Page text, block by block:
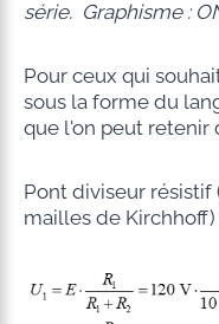
série. Graphisme :
Pour ceux qui
sous la forme du
que l'on peut retenir
Pont diviseur
mailles de Kirchhoff)